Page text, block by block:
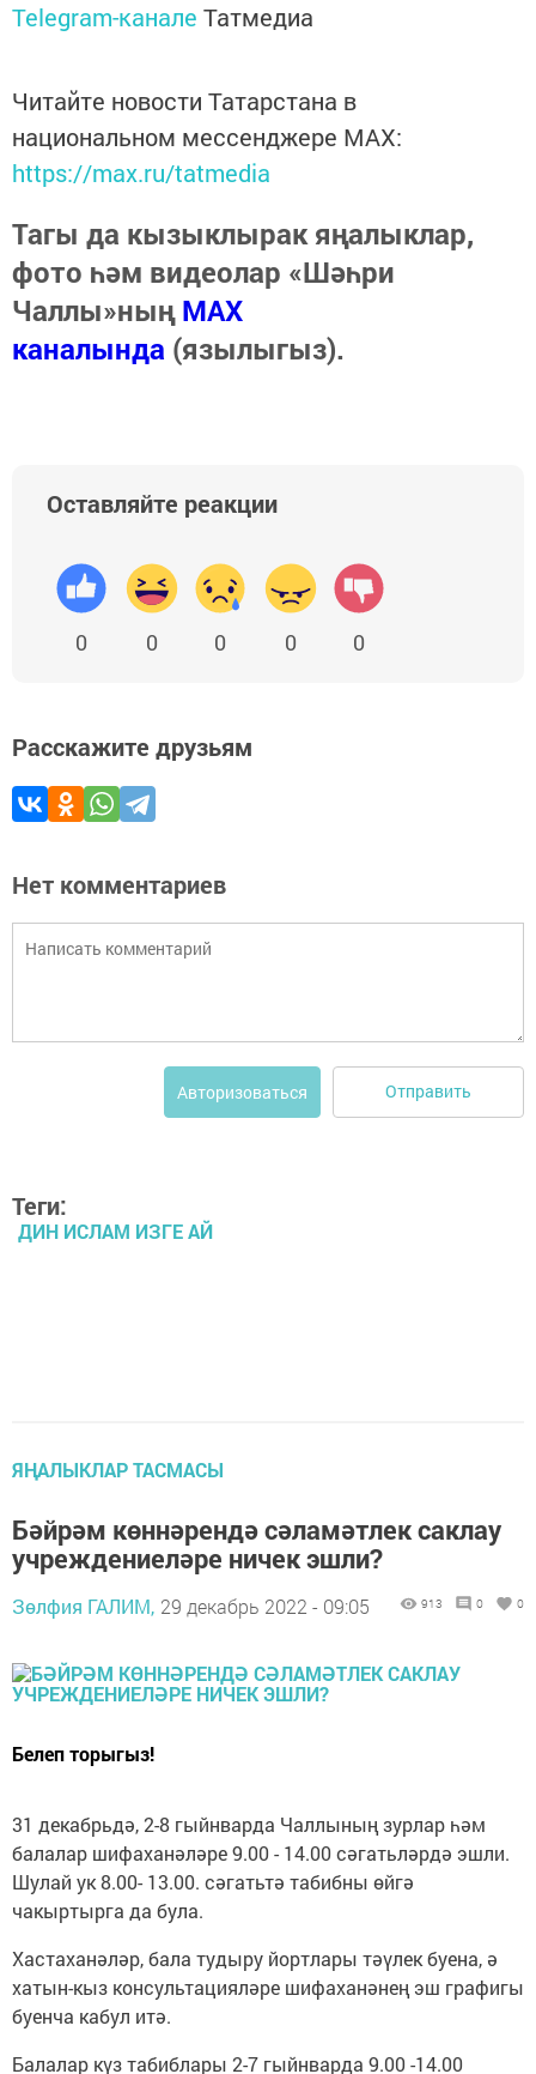
Telegram-канале Татмедиа
Читайте новости Татарстана в
национальном мессенджере MАХ:
https://max.ru/tatmedia
Тагы да кызыклырак яңалыклар,
фото һәм видеолар «Шәһри
Чаллы»ныңMAX
каналында (язылыгыз).
Оставляйте реакции
0 0 0 0 0
Расскажите друзьям
Нет комментариев
Авторизоваться Отправить
Теги:
ДИН ИСЛАМ ИЗГЕ АЙ
ЯҢАЛЫКЛАР ТАСМАСЫ
Бәйрәм көннәрендә сәламәтлек саклау
учреждениеләре ничек эшли?
Зөлфия ГАЛИМ, 29 декабрь 2022 - 09:05 913 0 0
Белеп торыгыз!
31 декабрьдә, 2-8 гыйнварда Чаллының зурлар һәм
балалар шифаханәләре 9.00 - 14.00 сәгатьләрдә эшли.
Шулай ук 8.00- 13.00. сәгатьтә табибны өйгә
чакыртырга да була.
Хастаханәләр, бала тудыру йортлары тәүлек буена, ә
хатын-кыз консультацияләре шифаханәнең эш графигы
буенча кабул итә.
Балалар күз табиблары 2-7 гыйнварда 9.00 -14.00